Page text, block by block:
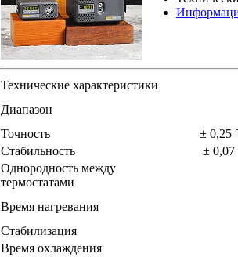
Технические характеристики
Диапазон
Точность
± 0,25
Стабильность
± 0,07
Однородность между
термостатами
Время нагревания
Стабилизация
Время охлаждения